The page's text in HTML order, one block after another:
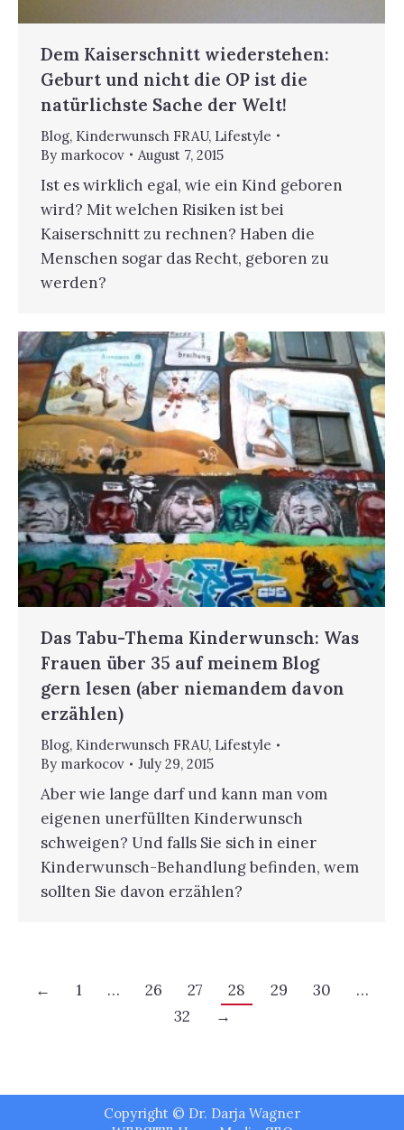
Dem Kaiserschnitt wiederstehen:
Geburt und nicht die OP ist die
natürlichste Sache der Welt!
Blog, Kinderwunsch FRAU, Lifestyle
By markocov August 7, 2015
Ist es wirklich egal, wie ein Kind geboren
wird? Mit welchen Risiken ist bei
Kaiserschnitt zu rechnen? Haben die
Menschen sogar das Recht, geboren zu
werden?
Das Tabu-Thema Kinderwunsch: Was
Frauen über 35 auf meinem Blog
gern lesen (aber niemandem davon
erzählen)
Blog, Kinderwunsch FRAU, Lifestyle
By markocov July 29, 2015
Aber wie lange darf und kann man vom
eigenen unerfüllten Kinderwunsch
schweigen? Und falls Sie sich in einer
Kinderwunsch-Behandlung befinden, wem
sollten Sie davon erzählen?
← 1 … 26 27 28 29 30
…
32
→
Copyright © Dr. Darja Wagner